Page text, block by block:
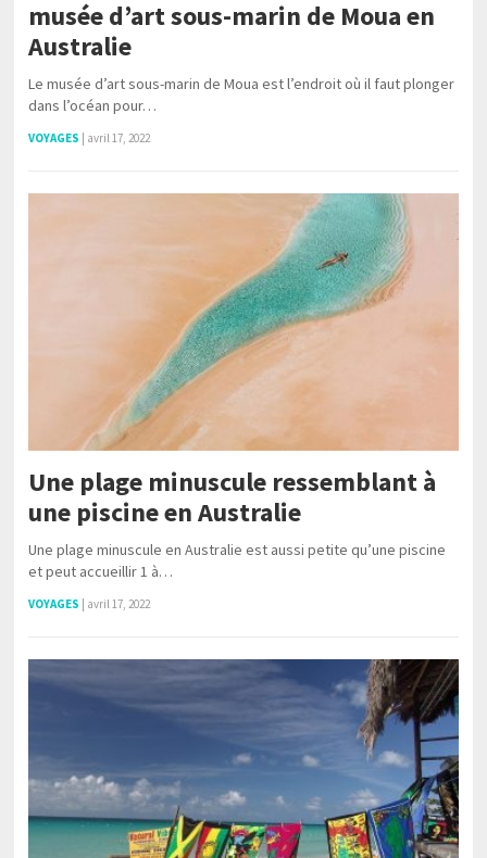
musée d’art sous-marin de Moua en
Australie
Le musée d’art sous-marin de Moua est l’endroit où il faut plonger
dans l’océan pour…
VOYAGES avril 17, 2022
Une plage minuscule ressemblant à
une piscine en Australie
Une plage minuscule en Australie est aussi petite qu’une piscine
et peut accueillir 1 à…
VOYAGES avril 17, 2022